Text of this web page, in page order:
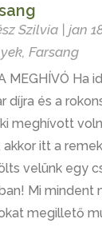
Szilvia| jan
, Farsang
MEGHÍVÓ Ha
díjra és a
meghívott
akkor itt a remek
velünk egy
Mi mindent
megillető